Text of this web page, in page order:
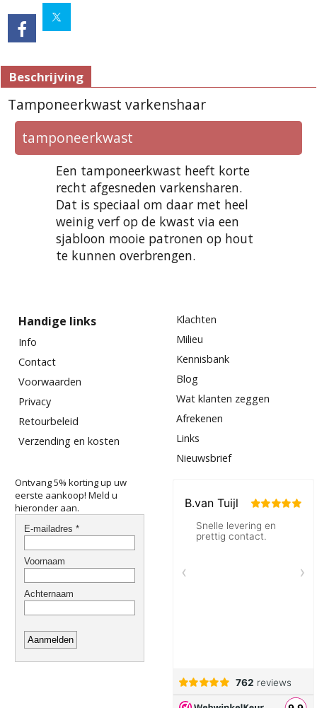
Beschrijving
Tamponeerkwast varkenshaar
tamponeerkwast
Een tamponeerkwast heeft korte
recht afgesneden varkensharen.
Dat is speciaal om daar met heel
weinig verf op de kwast via een
sjabloon mooie patronen op hout
te kunnen overbrengen.
Handige links
Info
Contact
Voorwaarden
Privacy
Retourbeleid
Verzending en kosten
Klachten
Milieu
Kennisbank
Blog
Wat klanten zeggen
Afrekenen
Links
Nieuwsbrief
Ontvang 5% korting up uw
eerste aankoop! Meld u
hieronder aan.